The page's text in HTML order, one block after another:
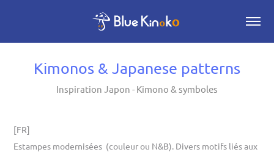
Kimonos & Japanese patterns
Inspiration Japon - Kimono & symboles
[FR]
Estampes modernisées (couleur ou N&B). Divers motifs liés aux